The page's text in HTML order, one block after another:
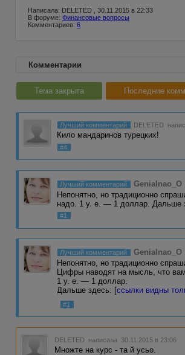
Написала: DELETED , 30.11.2015 в 22:33
В форуме: Финансовые вопросы
Комментариев: 6
Комментарии
Тема закрыта Последние
Лучший комментарий DELETED
Кило мандаринов турецких!
#4
Лучший комментарий Genialnao_O
Непонятно, но традиционно
надо. 1 у. е. — 1 доллар. Дальше
#1
Лучший комментарий Genialnao_O
Непонятно, но традиционно
Цифры наводят на мысль, что
1 у. е. — 1 доллар.
Дальше здесь: [ссылки видны
#1
DELETED написала 30.11.2015 в 23:06
Множте на курс - та й усьо.